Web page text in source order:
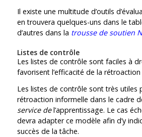
Il existe une multitude d’outils
en trouvera quelques-uns dans le
d’autres dans la trousse de soutien
Listes de contrôle
Les listes de contrôle sont faciles à
favorisent l’efficacité de la
Les listes de contrôle sont très utiles
rétroaction informelle dans le cadre
service del’apprentissage. Le cas
devra adapter ce modèle afin d’y
succès de la tâche.